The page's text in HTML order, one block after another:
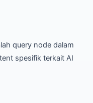
query node dalam
spesifik terkait AI